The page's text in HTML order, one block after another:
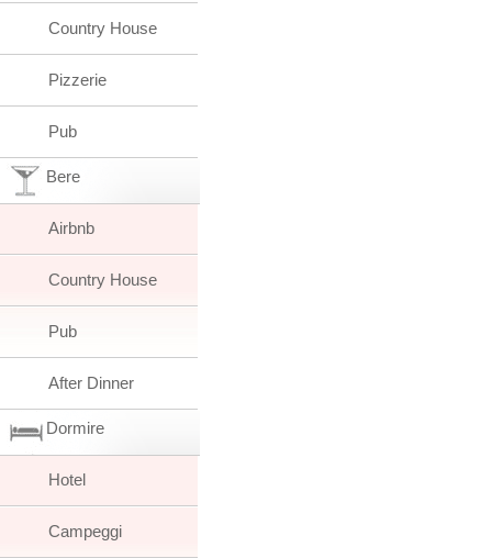
Country House
Pizzerie
Pub
Bere
Airbnb
Country House
Pub
After Dinner
Dormire
Hotel
Campeggi